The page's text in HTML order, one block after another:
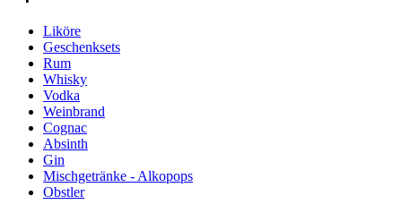
Liköre
Geschenksets
Rum
Whisky
Vodka
Weinbrand
Cognac
Absinth
Gin
Mischgetränke - Alkopops
Obstler